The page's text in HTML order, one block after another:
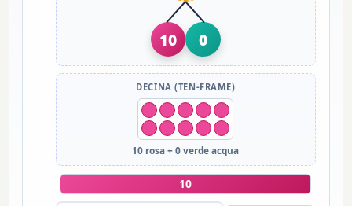
10 0
DECINA (TEN-FRAME)
10 rosa + 0 verde acqua
10